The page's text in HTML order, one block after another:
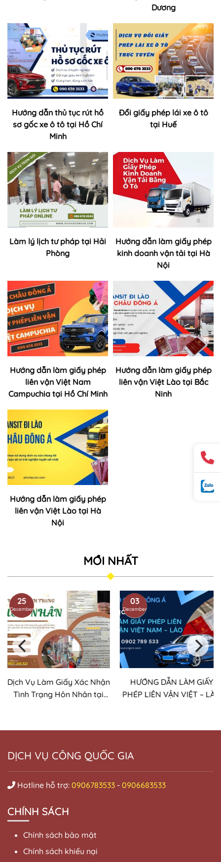
Dương
Hướng dẫn thủ tục rút hồ
sơ gốc xe ô tô tại Hồ Chí
Minh
Đổi giấy phép lái xe ô tô
tại Huế
Làm lý lịch tư pháp tại Hải
Phòng
Hướng dẫn làm giấy phép
kinh doanh vận tải tại Hà
Nội
Hướng dẫn làm giấy phép
liên vận Việt Nam
Campuchia tại Hồ Chí Minh
Hướng dẫn làm giấy phép
liên vận Việt Lào tại Bắc
Ninh
Hướng dẫn làm giấy phép
liên vận Việt Lào tại Hà
Nội
MỚI NHẤT
25
December
Dịch Vụ Làm Giấy Xác Nhận
Tình Trạng Hôn Nhân tại
03
December
HƯỚNG DẪN LÀM GIẤY
PHÉP LIÊN VẬN VIỆT – LÀO
DỊCH VỤ CÔNG QUỐC GIA
Hotline hỗ trợ: 0906783533 - 0906683533
CHÍNH SÁCH
Chính sách bảo mật
Chính sách khiếu nại